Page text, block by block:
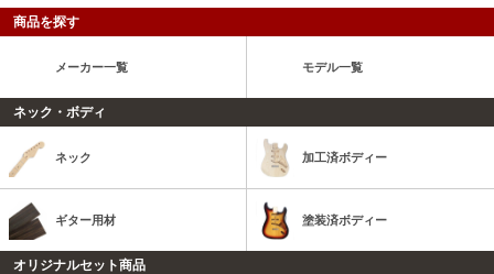
商品を探す
メーカー一覧 モデル一覧
ネック・ボディ
ネック 加工済ボディー
ギター用材 塗装済ボディー
オリジナルセット商品